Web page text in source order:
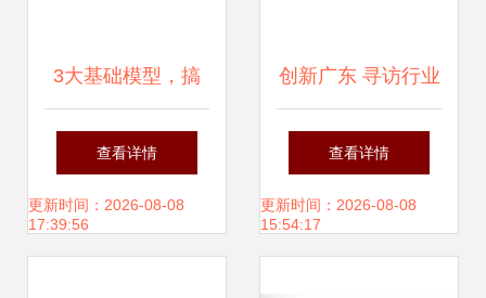
3大基础模型，搞
定互联网产品分析
与供应链管理服务
查看详情
更新时间：2026-08-08
17:39:56
创新广东 寻访行业
先锋——广东鑫港
湾供应链管理闪耀
查看详情
更新时间：2026-08-08
15:54:17